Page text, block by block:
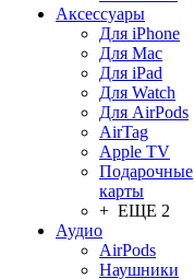
Аксессуары
Для iPhone
Для Mac
Для iPad
Для Watch
Для AirPods
AirTag
Apple TV
Подарочные
карты
+ ЕЩЕ 2
Аудио
AirPods
Наушники